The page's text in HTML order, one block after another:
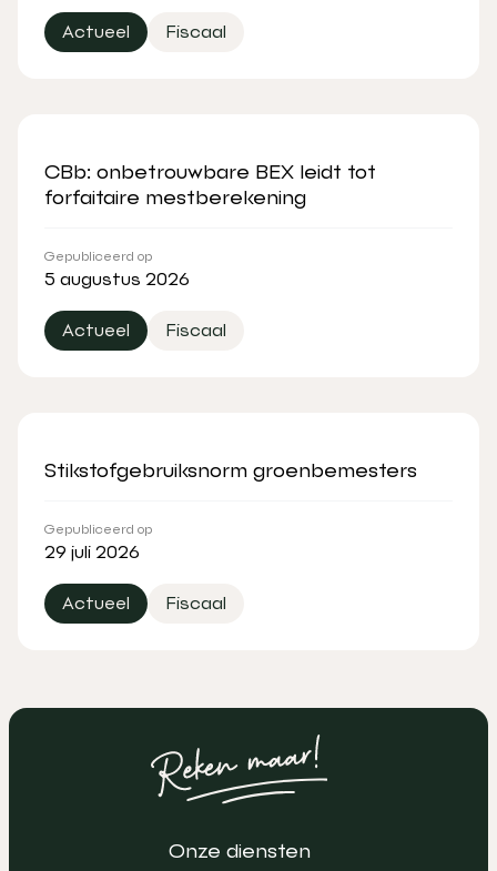
Actueel Fiscaal
CBb: onbetrouwbare BEX leidt tot
forfaitaire mestberekening
Gepubliceerd op
5 augustus 2026
Actueel Fiscaal
Stikstofgebruiksnorm groenbemesters
Gepubliceerd op
29 juli 2026
Actueel Fiscaal
Onze diensten